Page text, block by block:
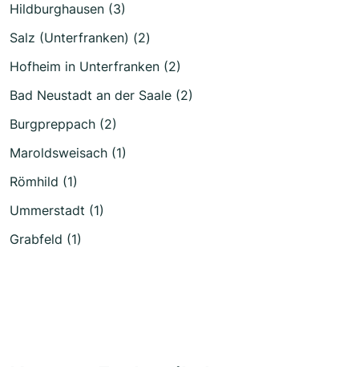
Hildburghausen (3)
Salz (Unterfranken) (2)
Hofheim in Unterfranken (2)
Bad Neustadt an der Saale (2)
Burgpreppach (2)
Maroldsweisach (1)
Römhild (1)
Ummerstadt (1)
Grabfeld (1)